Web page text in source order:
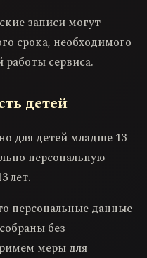
записи могут
срока, необходимого
сервиса.
детей
для детей младше 13
персональную
лет.
персональные данные
без
меры для